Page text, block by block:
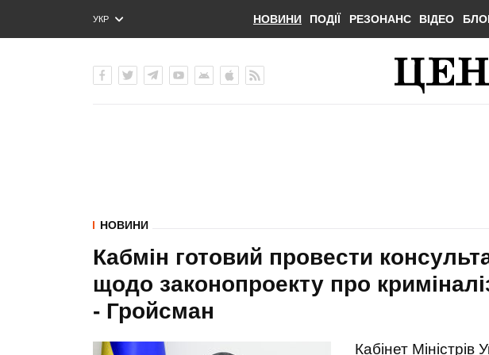
УКР
ENG
НОВИНИ ПОДІЇ РЕЗОНАНС ВІДЕО
НОВИНИ
Кабмін готовий провести
щодо законопроекту про
- Гройсман
Кабінет Міністрів